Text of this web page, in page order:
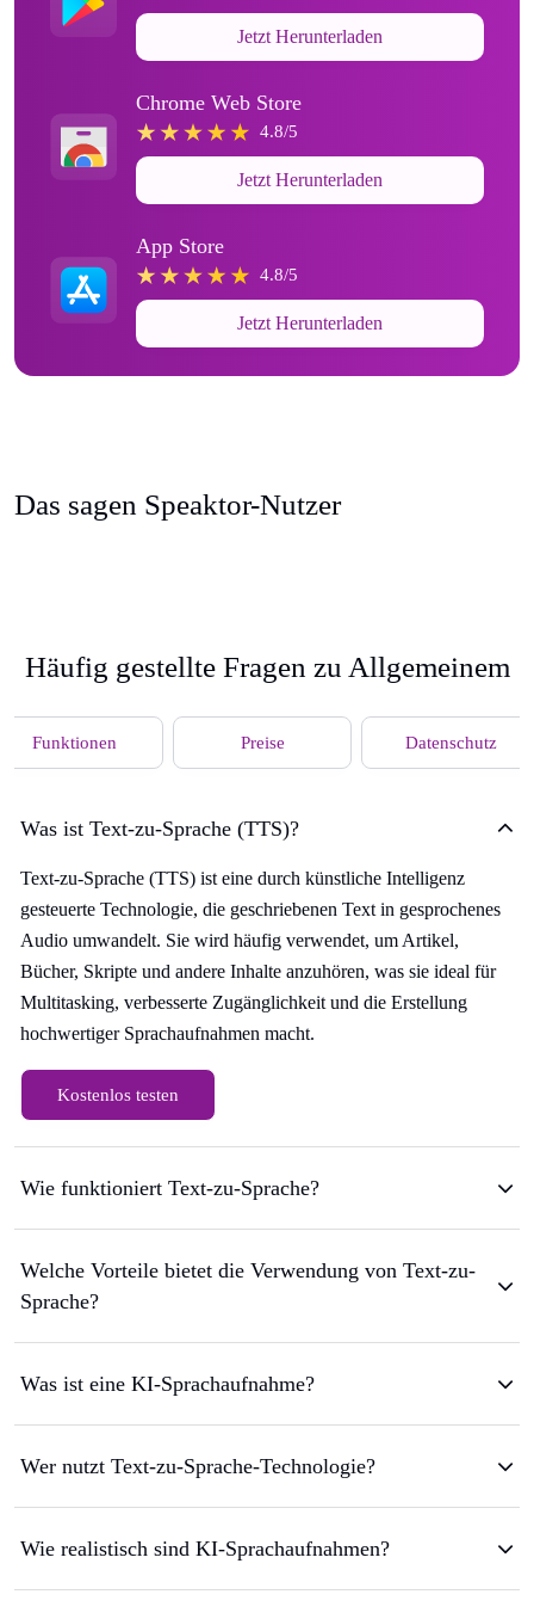
Jetzt Herunterladen
Chrome Web Store
4.8/5
Jetzt Herunterladen
App Store
4.8/5
Jetzt Herunterladen
Das sagen Speaktor-Nutzer
Häufig gestellte Fragen zu Allgemeinem
Funktionen Preise Datenschutz
Was ist Text-zu-Sprache (TTS)?
Text-zu-Sprache (TTS) ist eine durch künstliche Intelligenz
gesteuerte Technologie, die geschriebenen Text in gesprochenes
Audio umwandelt. Sie wird häufig verwendet, um Artikel,
Bücher, Skripte und andere Inhalte anzuhören, was sie ideal für
Multitasking, verbesserte Zugänglichkeit und die Erstellung
hochwertiger Sprachaufnahmen macht.
Kostenlos testen
Wie funktioniert Text-zu-Sprache?
Welche Vorteile bietet die Verwendung von Text-zu-
Sprache?
Was ist eine KI-Sprachaufnahme?
Wer nutzt Text-zu-Sprache-Technologie?
Wie realistisch sind KI-Sprachaufnahmen?